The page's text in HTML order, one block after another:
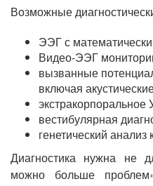
Возможные
ЭЭГ с
Видео-ЭЭГ
вызванные
включая
экстракорпоральное
вестибулярная
генетический анализ
Диагностика нужна не
можно больше